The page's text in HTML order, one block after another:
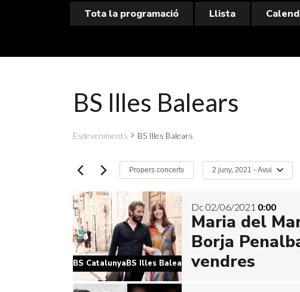
Tota la programació Llista
BS Illes Balears
Esdeveniments BS Illes Balears
Propers concerts 2 juny, 2021 - Avui
data.
BS CatalunyaBS Illes Balears
Dc 02/06/2021 0:00
Maria del
Borja
vendres